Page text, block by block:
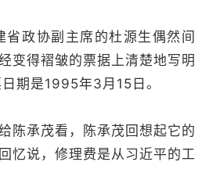
政协副主席的杜源生偶然间
变得褶皱的票据上清楚地写明
期是1995年3月15日。
陈承茂看，陈承茂回想起它的
忆说，修理费是从习近平的工